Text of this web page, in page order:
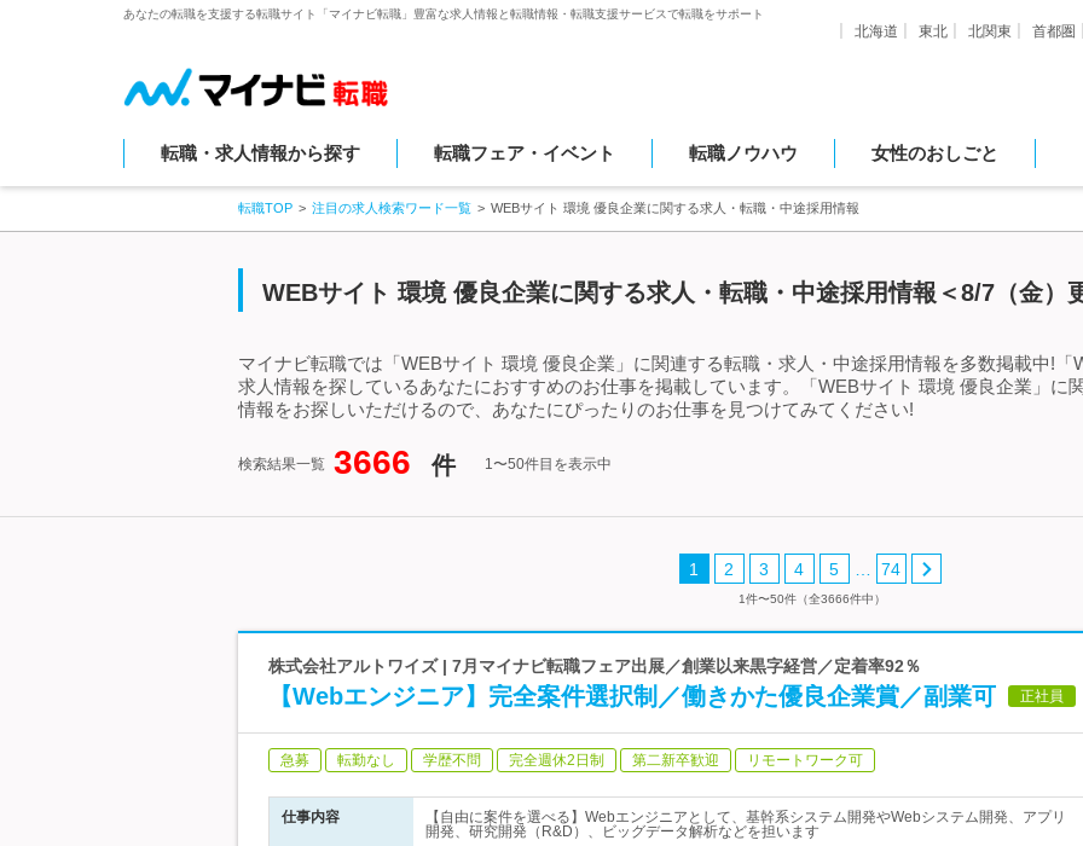
あなたの転職を支援する転職サイト「マイナビ転職」豊富な求人情報と転職情報・転職支援サービスで転職をサポート
北海道 東北 北関東 首都圏
転職・求人情報から探す 転職フェア・イベント 転職ノウハウ 女性のおしごと
転職TOP 注目の求人検索ワード一覧 WEBサイト 環境 優良企業に関する求人・転職・中途採用情報
WEBサイト 環境 優良企業に関する求人・転職・中途採用情報＜8/7（金）
マイナビ転職では「WEBサイト 環境 優良企業」に関連する転職・求人・中途採用情報を多数掲載中!
求人情報を探しているあなたにおすすめのお仕事を掲載しています。「WEBサイト 環境 優良企業」に
情報をお探しいただけるので、あなたにぴったりのお仕事を見つけてみてください!
検索結果一覧 3666 件 1〜50件目を表示中
1 2 3 4 5 74
1件〜50件（全3666件中）
株式会社アルトワイズ | 7月マイナビ転職フェア出展／創業以来黒字経営／定着率92％
【Webエンジニア】完全案件選択制／働きかた優良企業賞／副業可 正社員
急募 転勤なし 学歴不問 完全週休2日制 第二新卒歓迎 リモートワーク可
仕事内容
【自由に案件を選べる】Webエンジニアとして、基幹系システム開発やWebシステム開発、アプリ
開発、研究開発（R&D）、ビッグデータ解析などを担います